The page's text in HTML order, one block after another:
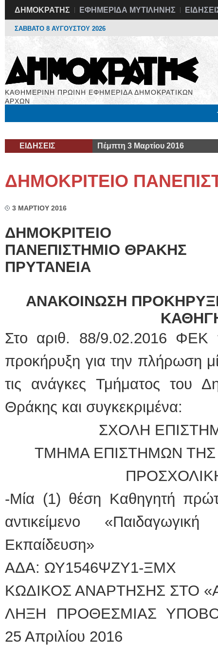
ΔΗΜΟΚΡΑΤΗΣ ΕΦΗΜΕΡΙΔΑ ΜΥΤΙΛΗΝΗΣ
ΣΑΒΒΑΤΟ 8 ΑΥΓΟΥΣΤΟΥ 2026
ΚΑΘΗΜΕΡΙΝΗ ΠΡΩΙΝΗ ΕΦΗΜΕΡΙΔΑ ΔΗΜΟΚΡΑΤΙΚΩΝ
ΑΡΧΩΝ
ΕΙΔΗΣΕΙΣ Πέμπτη 3 Μαρτίου 2016
ΔΗΜΟΚΡΙΤΕΙΟ
3 ΜΑΡΤΙΟΥ 2016
ΔΗΜΟΚΡΙΤΕΙΟ
ΠΑΝΕΠΙΣΤΗΜΙΟ ΘΡΑΚΗΣ
ΠΡΥΤΑΝΕΙΑ
ΑΝΑΚΟΙΝΩΣΗ
Στο αριθ. 88/9.02.2016 ΦΕΚ
προκήρυξη για την πλήρωση
τις ανάγκες Τμήματος του
Θράκης και συγκεκριμένα:
ΣΧΟΛΗ
ΤΜΗΜΑ ΕΠΙΣΤΗΜΩΝ
-Μία (1) θέση Καθηγητή
αντικείμενο
Εκπαίδευση»
ΑΔΑ: ΩΥ1546ΨΖΥ1-ΞΜΧ
ΚΩΔΙΚΟΣ ΑΝΑΡΤΗΣΗΣ ΣΤΟ
ΛΗΞΗ ΠΡΟΘΕΣΜΙΑΣ
25 Απριλίου 2016